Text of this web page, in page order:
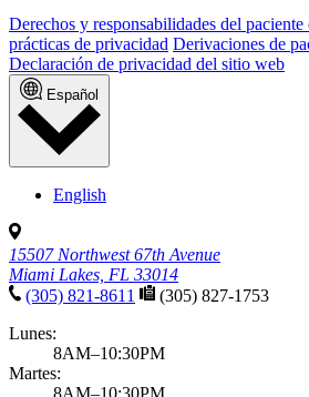
Derechos y responsabilidades del paciente
prácticas de privacidad Derivaciones de
Declaración de privacidad del sitio web
Español
English
15507 Northwest 67th Avenue
Miami Lakes, FL 33014
(305) 821-8611
(305) 827-1753
Lunes:
8AM–10:30PM
Martes: